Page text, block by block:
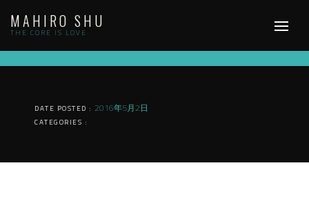
content
MAHIRO SHU
THE CORE IS LOVE
DATE POSTED : 2016年5月2日
CATEGORIES :